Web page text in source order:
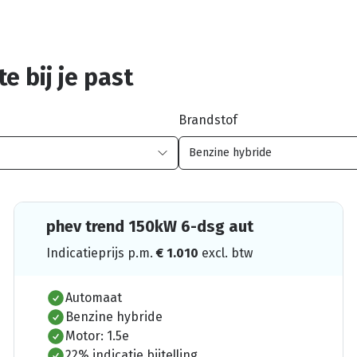
bij je past
Brandstof
phev trend 150kW 6-dsg aut
Indicatieprijs p.m.€ 1.010 excl. btw
Automaat
Benzine hybride
Motor: 1.5e